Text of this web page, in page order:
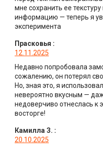
мне сохранить ее
информацию — теперь я
эксперимента
Прасковья :
12.11.2025
Недавно попробовала
сожалению, он потерял
Но, зная это, я
невероятно вкусным —
недоверчиво отнеслась к
восторге!
Камилла З. :
20.10.2025